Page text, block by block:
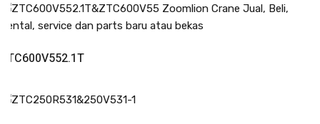
ZTC600V552.1T